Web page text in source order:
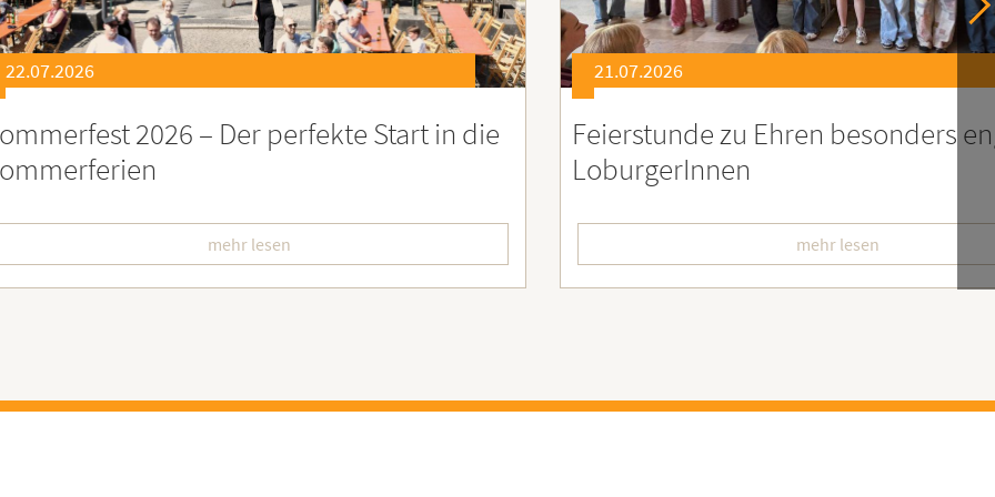
21.07.2026
zu Ehren besonders engagierter
mehr lesen
21.07.2026
Soziales Engagement für
Ruanda – Wir sind dabei!
mehr lesen